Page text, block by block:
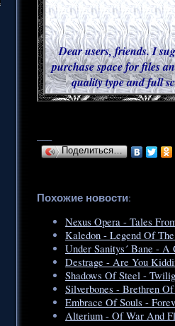
Dear users, friends. I
purchase space for files
quality type and full
Поделиться…
Похожие новости:
Nexus Opera - Tales
Kaledon - Legend Of
Under Sanitys´ Bane - A
Destrage - Are You
Shadows Of Steel -
Silverbones - Brethren
Embrace Of Souls -
Alterium - Of War And